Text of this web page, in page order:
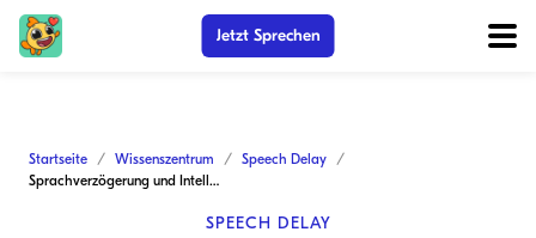
Jetzt Sprechen
Startseite Wissenszentrum
Speech Delay
Sprachverzögerung und Intelligenz: Was Eltern wissen müssen
SPEECH DELAY